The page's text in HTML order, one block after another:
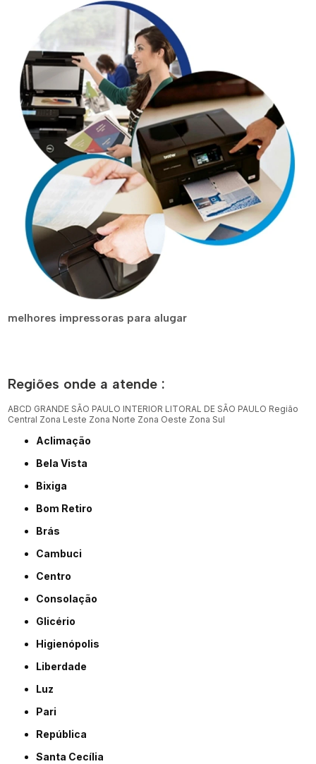
melhores impressoras para alugar
Regiões onde a atende :
ABCD GRANDE SÃO PAULO INTERIOR LITORAL DE SÃO PAULO Região
Central Zona Leste Zona Norte Zona Oeste Zona Sul
Aclimação
Bela Vista
Bixiga
Bom Retiro
Brás
Cambuci
Centro
Consolação
Glicério
Higienópolis
Liberdade
Luz
Pari
República
Santa Cecília